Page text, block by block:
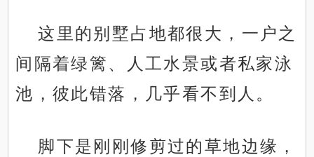
这里的别墅占地都很大，一户之
间隔着绿篱、人工水景或者私家泳
池，彼此错落，几乎看不到人。
脚下是刚刚修剪过的草地边缘，